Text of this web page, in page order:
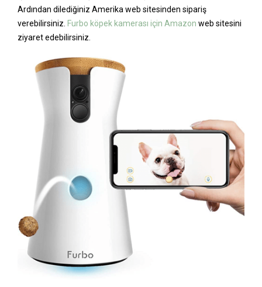
Ardından dilediğiniz Amerika web sitesinden sipariş
verebilirsiniz. Furbo köpek kamerası için Amazon web sitesini
ziyaret edebilirsiniz.